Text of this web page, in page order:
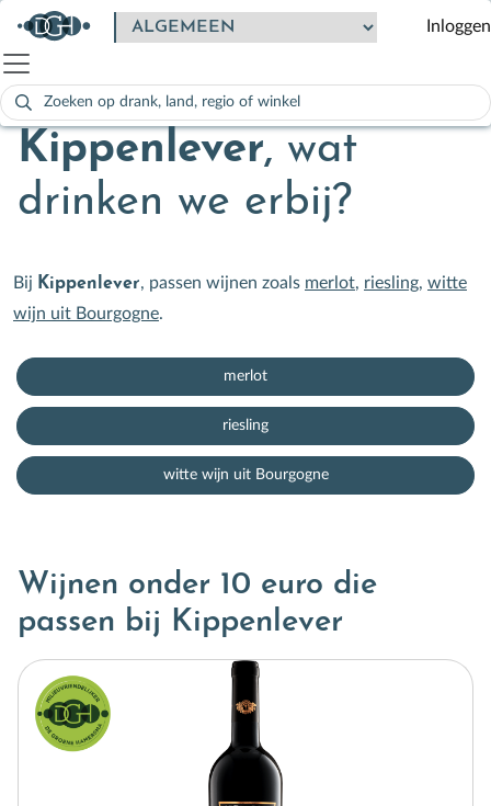
Zoeken
naar:
Als de resultaten voor automatisch aanvullen beschikbaar zijn,
Inloggen
Kippenlever, wat
drinken we erbij?
Bij Kippenlever, passen wijnen zoals merlot, riesling, witte
wijn uit Bourgogne.
merlot
riesling
witte wijn uit Bourgogne
Wijnen onder 10 euro die
passen bij Kippenlever